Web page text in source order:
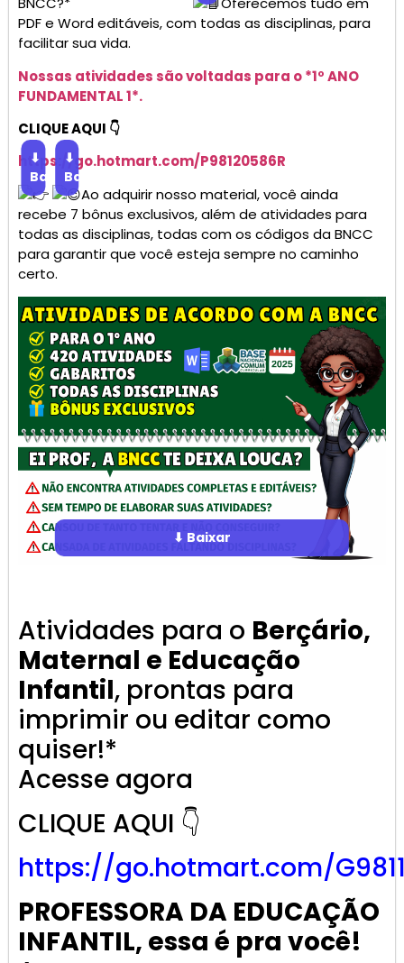
PDF e Word editáveis, com todas as disciplinas, para
facilitar sua vida.
Nossas atividades são voltadas para o *1º ANO
FUNDAMENTAL 1*.
CLIQUE AQUI 👇
https://go.hotmart.com/P98120586R
⬇
Baixar
⬇
Baixar
Ao adquirir nosso material, você ainda
recebe 7 bônus exclusivos, além de atividades para
todas as disciplinas, todas com os códigos da BNCC
para garantir que você esteja sempre no caminho
certo.
⬇ Baixar
Atividades para o Berçário,
Maternal e Educação
Infantil, prontas para
imprimir ou editar como
quiser!*
Acesse agora
CLIQUE AQUI 👇
https://go.hotmart.com/
PROFESSORA DA EDUCAÇÃO
INFANTIL, essa é pra você!